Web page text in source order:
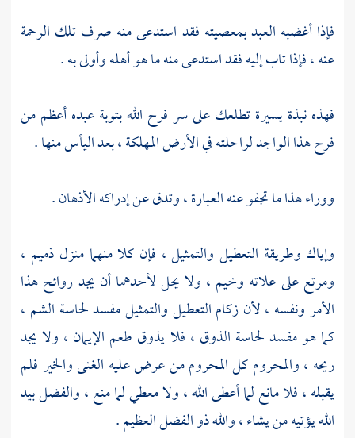
فإذا أغضبه العبد بمعصيته فقد استدعى منه صرف تلك الرحمة
عنه ، فإذا تاب إليه فقد استدعى منه ما هو أهله وأولى به .
فهذه نبذة يسيرة تطلعك على سر فرح الله بتوبة عبده أعظم من
فرح هذا الواجد لراحلته في الأرض المهلكة ، بعد اليأس منها .
ووراء هذا ما تجفو عنه العبارة ، وتدق عن إدراكه الأذهان .
وإياك وطريقة التعطيل والتمثيل ، فإن كلا منهما منزل ذميم ،
ومرتع على علاته وخيم ، ولا يحل لأحدهما أن يجد روائح هذا
الأمر ونفسه ، لأن زكام التعطيل والتمثيل مفسد لحاسة الشم ،
كما هو مفسد لحاسة الذوق ، فلا يذوق طعم الإيمان ، ولا يجد
ريحه ، والمحروم كل المحروم من عرض عليه الغنى والخير فلم
يقبله ، فلا مانع لما أعطى الله ، ولا معطي لما منع ، والفضل بيد
الله يؤتيه من يشاء ، والله ذو الفضل العظيم .